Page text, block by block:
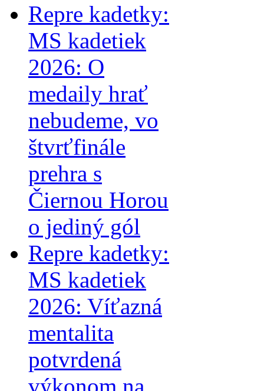
Repre kadetky:
MS kadetiek
2026: O
medaily hrať
nebudeme, vo
štvrťfinále
prehra s
Čiernou Horou
o jediný gól
Repre kadetky:
MS kadetiek
2026: Víťazná
mentalita
potvrdená
výkonom na